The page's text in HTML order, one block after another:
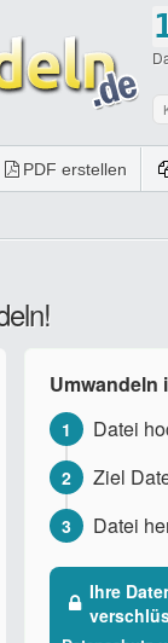
PDF erstellen
Umwandeln
1 Datei
2 Ziel
3 Datei
Ihre